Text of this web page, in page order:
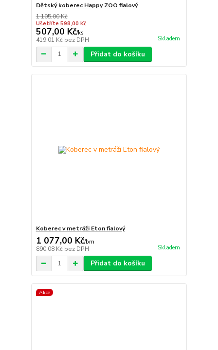
Dětský koberec Happy ZOO fialový
1 105,00 Kč
Ušetříte 598,00 Kč
507,00 Kč/ks
419,01 Kč bez DPH Skladem
Přidat do košíku
Koberec v metráži Eton fialový
1 077,00 Kč/bm
890,08 Kč bez DPH Skladem
Přidat do košíku
Akce